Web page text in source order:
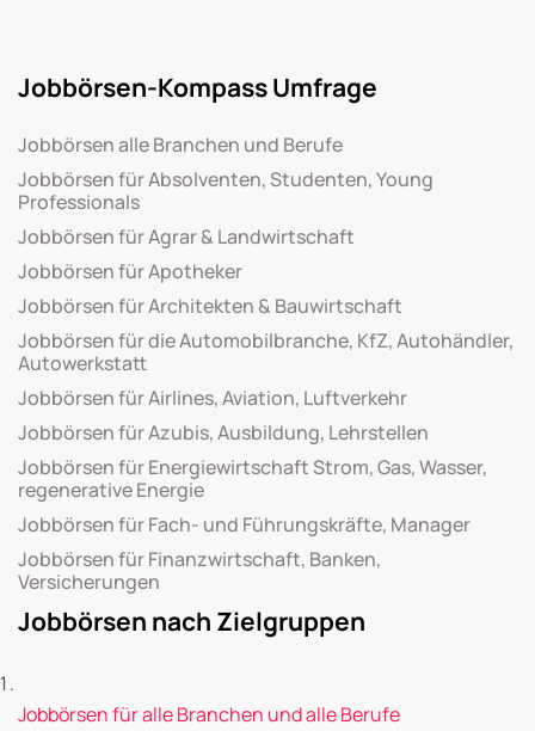
Jobbörsen-Kompass Umfrage
Jobbörsen alle Branchen und Berufe
Jobbörsen für Absolventen, Studenten, Young
Professionals
Jobbörsen für Agrar & Landwirtschaft
Jobbörsen für Apotheker
Jobbörsen für Architekten & Bauwirtschaft
Jobbörsen für die Automobilbranche, KfZ, Autohändler,
Autowerkstatt
Jobbörsen für Airlines, Aviation, Luftverkehr
Jobbörsen für Azubis, Ausbildung, Lehrstellen
Jobbörsen für Energiewirtschaft Strom, Gas, Wasser,
regenerative Energie
Jobbörsen für Fach- und Führungskräfte, Manager
Jobbörsen für Finanzwirtschaft, Banken,
Versicherungen
Jobbörsen nach Zielgruppen
Jobbörsen für alle Branchen und alle Berufe